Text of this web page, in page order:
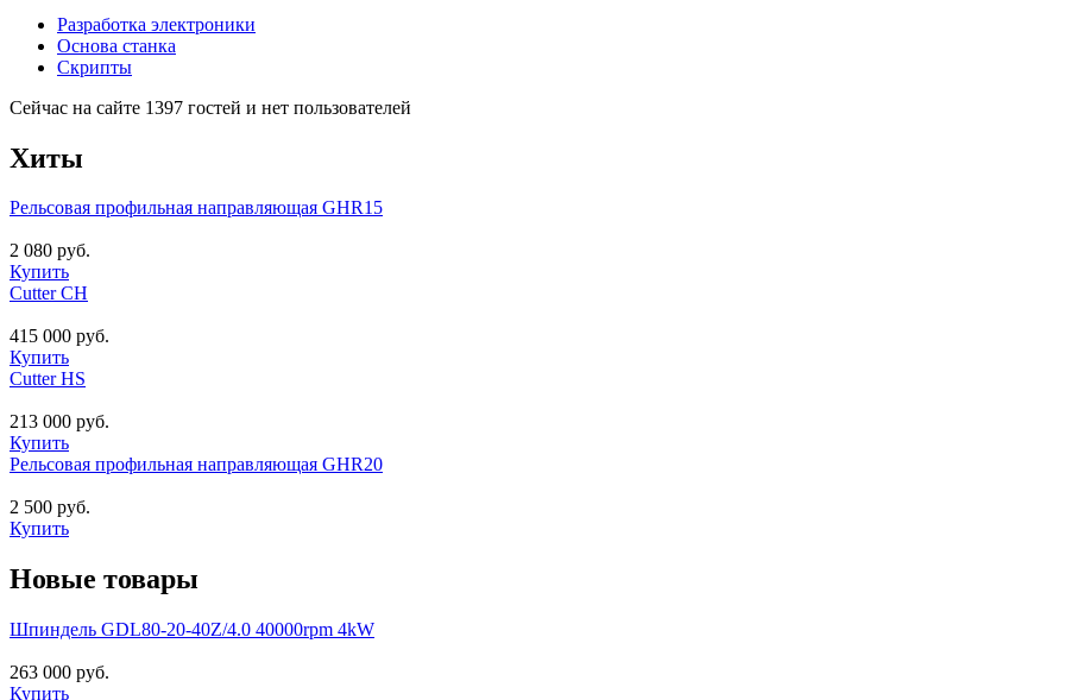
Разработка электроники
Основа станка
Скрипты
Сейчас на сайте 1397 гостей и нет пользователей
Хиты
Рельсовая профильная направляющая GHR15
2 080 руб.
Купить
Cutter CH
415 000 руб.
Купить
Cutter HS
213 000 руб.
Купить
Рельсовая профильная направляющая GHR20
2 500 руб.
Купить
Новые товары
Шпиндель GDL80-20-40Z/4.0 40000rpm 4kW
263 000 руб.
Купить